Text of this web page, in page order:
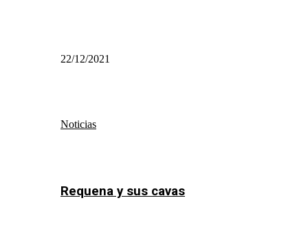
22/12/2021
Noticias
Requena y sus cavas